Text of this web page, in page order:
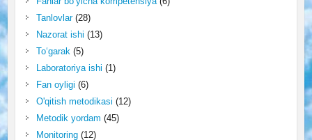
Tanlovlar(28)
Nazorat ishi (13)
To‘garak (5)
Laboratoriya ishi (1)
Fan oyligi (6)
O'qitish metodikasi (12)
Metodik yordam (45)
Monitoring(12)